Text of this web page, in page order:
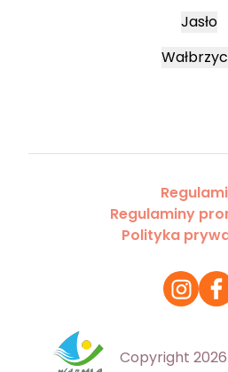
Jasło
Regulaminy
Polityka
Copyright 2026